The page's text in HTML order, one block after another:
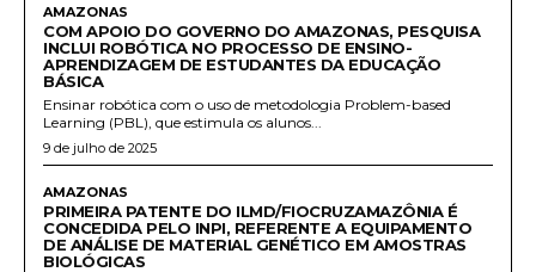
AMAZONAS
COM APOIO DO GOVERNO DO AMAZONAS, PESQUISA
INCLUI ROBÓTICA NO PROCESSO DE ENSINO-
APRENDIZAGEM DE ESTUDANTES DA EDUCAÇÃO
BÁSICA
Ensinar robótica com o uso de metodologia Problem-based
Learning (PBL), que estimula os alunos...
9 de julho de 2025
AMAZONAS
PRIMEIRA PATENTE DO ILMD/FIOCRUZAMAZÔNIA É
CONCEDIDA PELO INPI, REFERENTE A EQUIPAMENTO
DE ANÁLISE DE MATERIAL GENÉTICO EM AMOSTRAS
BIOLÓGICAS